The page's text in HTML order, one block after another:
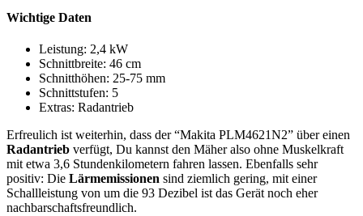
Wichtige Daten
Leistung: 2,4 kW
Schnittbreite: 46 cm
Schnitthöhen: 25-75 mm
Schnittstufen: 5
Extras: Radantrieb
Erfreulich ist weiterhin, dass der “Makita PLM4621N2” über einen
Radantrieb verfügt, Du kannst den Mäher also ohne Muskelkraft
mit etwa 3,6 Stundenkilometern fahren lassen. Ebenfalls sehr
positiv: Die Lärmemissionen sind ziemlich gering, mit einer
Schallleistung von um die 93 Dezibel ist das Gerät noch eher
nachbarschaftsfreundlich.